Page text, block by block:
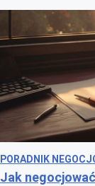
PORADNIK
Jak